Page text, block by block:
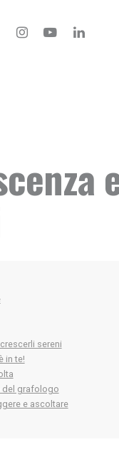
sereni
in te!
del grafologo
e ascoltare